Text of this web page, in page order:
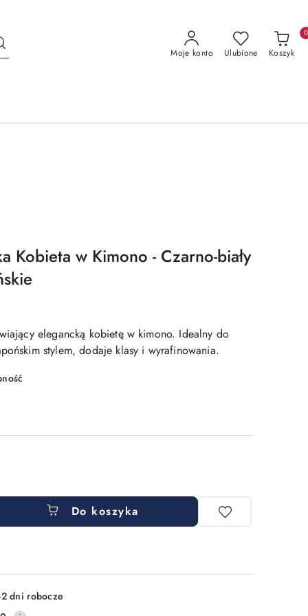
Moje konto Ulubione Koszyk
0
Kobieta w Kimono - Czarno-biały
elegancką kobietę w kimono. Idealny do
stylem, dodaje klasy i wyrafinowania.
Do koszyka
2 dni robocze